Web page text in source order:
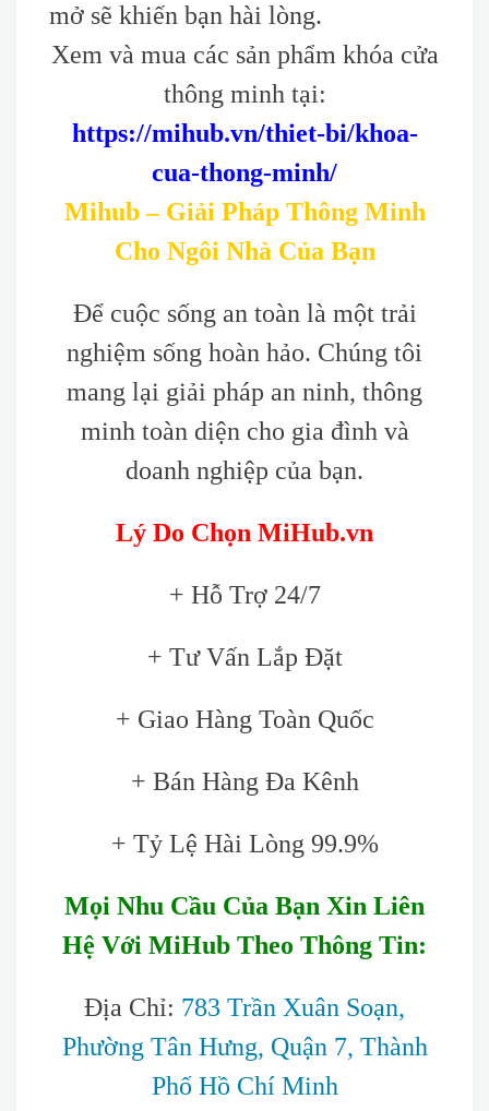
mở sẽ khiến bạn hài lòng.
Xem và mua các sản phẩm khóa cửa
thông minh tại:
https://mihub.vn/thiet-bi/khoa-
cua-thong-minh/
Mihub – Giải Pháp Thông Minh
Cho Ngôi Nhà Của Bạn
Để cuộc sống an toàn là một trải
nghiệm sống hoàn hảo. Chúng tôi
mang lại giải pháp an ninh, thông
minh toàn diện cho gia đình và
doanh nghiệp của bạn.
Lý Do Chọn MiHub.vn
+ Hỗ Trợ 24/7
+ Tư Vấn Lắp Đặt
+ Giao Hàng Toàn Quốc
+ Bán Hàng Đa Kênh
+ Tỷ Lệ Hài Lòng 99.9%
Mọi Nhu Cầu Của Bạn Xin Liên
Hệ Với MiHub Theo Thông Tin:
Địa Chỉ: 783 Trần Xuân Soạn,
Phường Tân Hưng, Quận 7, Thành
Phố Hồ Chí Minh